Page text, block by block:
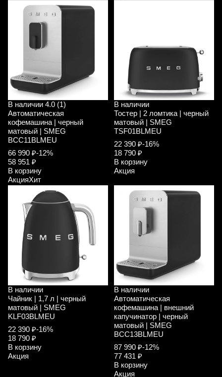
В наличии 4.0 (1)
Автоматическая
кофемашина | черный
матовый | SMEG
BCC11BLMEU
66 990 ₽-12%
58 951 ₽
В корзину
АкцияХит
В наличии
Тостер | 2 ломтика | черный
матовый | SMEG
TSF01BLMEU
22 390 ₽-16%
18 790 ₽
В корзину
Акция
В наличии
Чайник | 1,7 л | черный
матовый | SMEG
KLF03BLMEU
22 390 ₽-16%
18 790 ₽
В корзину
Акция
В наличии
Автоматическая
кофемашина | внешний
капучинатор | черный
матовый | SMEG
BCC13BLMEU
87 990 ₽-12%
77 431 ₽
В корзину
Акция